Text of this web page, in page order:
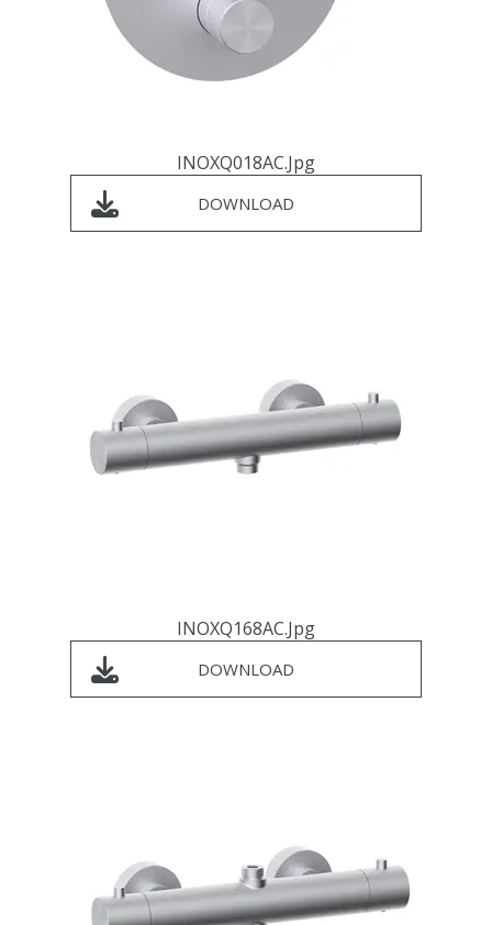
INOXQ018AC.jpg
DOWNLOAD
INOXQ168AC.jpg
DOWNLOAD